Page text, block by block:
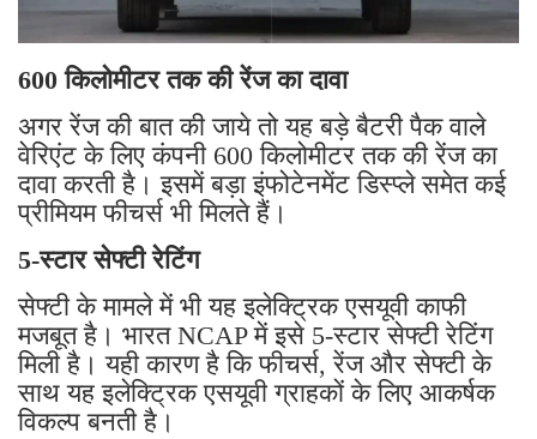
600 किलोमीटर तक की रेंज का दावा
अगर रेंज की बात की जाये तो यह बड़े बैटरी पैक वाले
वेरिएंट के लिए कंपनी 600 किलोमीटर तक की रेंज का
दावा करती है। इसमें बड़ा इंफोटेनमेंट डिस्प्ले समेत कई
प्रीमियम फीचर्स भी मिलते हैं।
5-स्टार सेफ्टी रेटिंग
सेफ्टी के मामले में भी यह इलेक्ट्रिक एसयूवी काफी
मजबूत है। भारत NCAP में इसे 5-स्टार सेफ्टी रेटिंग
मिली है। यही कारण है कि फीचर्स, रेंज और सेफ्टी के
साथ यह इलेक्ट्रिक एसयूवी ग्राहकों के लिए आकर्षक
विकल्प बनती है।